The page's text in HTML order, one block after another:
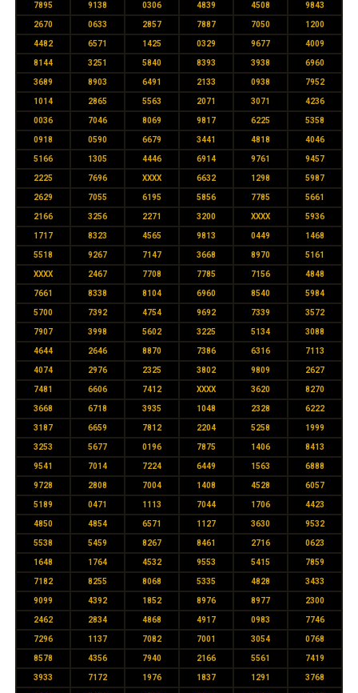
7895 9138 0306 4839 4508 9843
2670 0633 2857 7887 7050 1200
4482 6571 1425 0329 9677 4009
8144 3251 5840 8393 3938 6960
3689 8903 6491 2133 0938 7952
1014 2865 5563 2071 3071 4236
0036 7046 8069 9817 6225 5358
0918 0590 6679 3441 4818 4046
5166 1305 4446 6914 9761 9457
2225 7696 XXXX 6632 1298 5987
2629 7055 6195 5856 7785 5661
2166 3256 2271 3200 XXXX 5936
1717 8323 4565 9813 0449 1468
5518 9267 7147 3668 8970 5161
XXXX 2467 7708 7785 7156 4848
7661 8338 8104 6960 8540 5984
5700 7392 4754 9692 7339 3572
7907 3998 5602 3225 5134 3088
4644 2646 8870 7386 6316 7113
4074 2976 2325 3802 9809 2627
7481 6606 7412 XXXX 3620 8270
3668 6718 3935 1048 2328 6222
3187 6659 7812 2204 5258 1999
3253 5677 0196 7875 1406 8413
9541 7014 7224 6449 1563 6888
9728 2808 7004 1408 4528 6057
5189 0471 1113 7044 1706 4423
4850 4854 6571 1127 3630 9532
5538 5459 8267 8461 2716 0623
1648 1764 4532 9553 5415 7859
7182 8255 8068 5335 4828 3433
9099 4392 1852 8976 8977 2300
2462 2834 4868 4917 0983 7746
7296 1137 7082 7001 3054 0768
8578 4356 7940 2166 5561 7419
3933 7172 1976 1837 1291 3768